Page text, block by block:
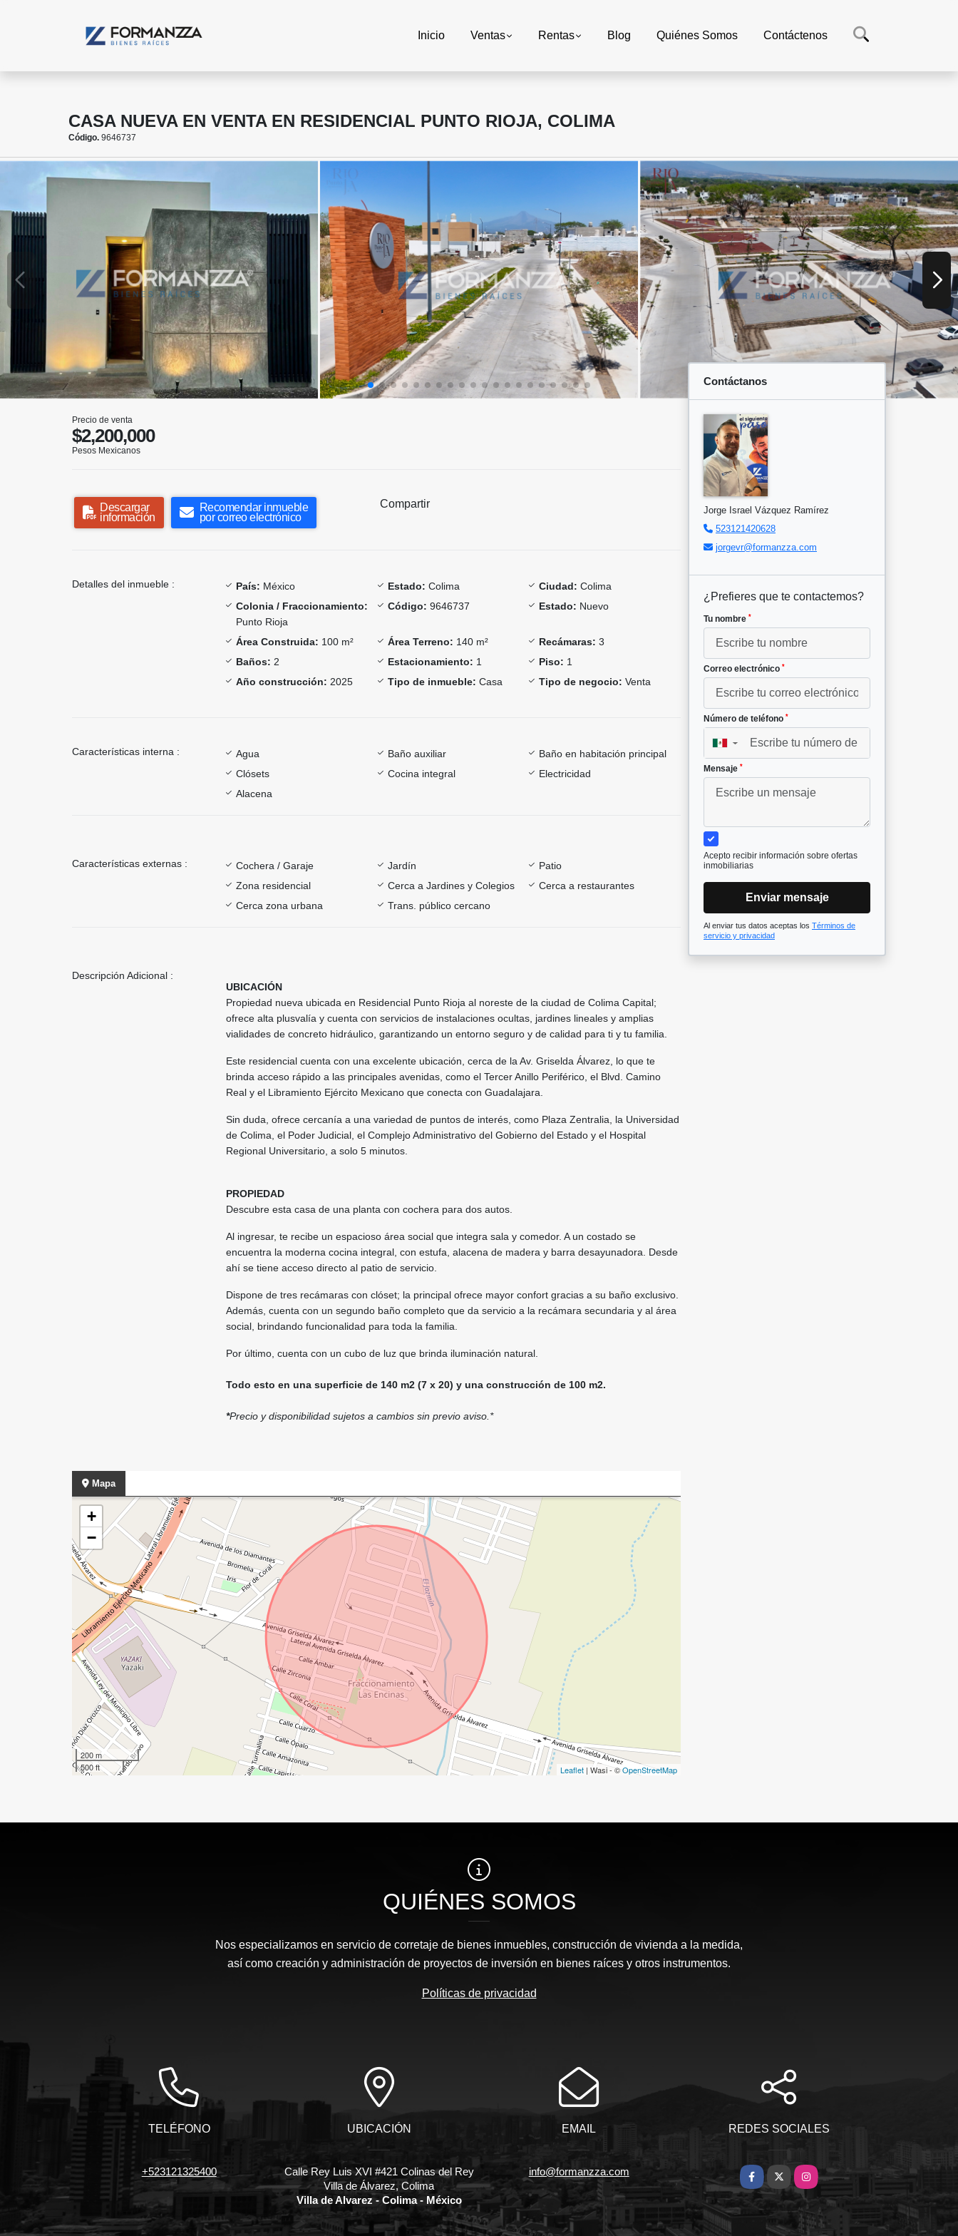
Inicio Ventas Rentas Blog Quiénes Somos Contáctenos
CASA NUEVA EN VENTA EN RESIDENCIAL PUNTO RIOJA, COLIMA
Código. 9646737
Precio de venta
$2,200,000
Pesos Mexicanos
Descargar
información
Recomendar inmueble
por correo electrónico
Compartir
Detalles del inmueble : País: México Estado: Colima Ciudad: Colima
Colonia / Fraccionamiento:
Punto Rioja
Código: 9646737 Estado: Nuevo
Área Construida: 100 m² Área Terreno: 140 m² Recámaras: 3
Baños: 2 Estacionamiento: 1 Piso: 1
Año construcción: 2025 Tipo de inmueble: Casa Tipo de negocio: Venta
Características interna : Agua Baño auxiliar
Baño en habitación principal
Clósets
Cocina integral
Electricidad
Alacena
Características externas : Cochera / Garaje Jardín
Patio
Zona residencial
Cerca a Jardines y Colegios
Cerca a restaurantes
Cerca zona urbana
Trans. público cercano
Descripción Adicional :
UBICACIÓN
Propiedad nueva ubicada en Residencial Punto Rioja al noreste de la ciudad de Colima Capital;
ofrece alta plusvalía y cuenta con servicios de instalaciones ocultas, jardines lineales y amplias
vialidades de concreto hidráulico, garantizando un entorno seguro y de calidad para ti y tu familia.
Este residencial cuenta con una excelente ubicación, cerca de la Av. Griselda Álvarez, lo que te
brinda acceso rápido a las principales avenidas, como el Tercer Anillo Periférico, el Blvd. Camino
Real y el Libramiento Ejército Mexicano que conecta con Guadalajara.
Sin duda, ofrece cercanía a una variedad de puntos de interés, como Plaza Zentralia, la Universidad
de Colima, el Poder Judicial, el Complejo Administrativo del Gobierno del Estado y el Hospital
Regional Universitario, a solo 5 minutos.
PROPIEDAD
Descubre esta casa de una planta con cochera para dos autos.
Al ingresar, te recibe un espacioso área social que integra sala y comedor. A un costado se
encuentra la moderna cocina integral, con estufa, alacena de madera y barra desayunadora. Desde
ahí se tiene acceso directo al patio de servicio.
Dispone de tres recámaras con clóset; la principal ofrece mayor confort gracias a su baño exclusivo.
Además, cuenta con un segundo baño completo que da servicio a la recámara secundaria y al área
social, brindando funcionalidad para toda la familia.
Por último, cuenta con un cubo de luz que brinda iluminación natural.
Todo esto en una superficie de 140 m2 (7 x 20) y una construcción de 100 m2.
*Precio y disponibilidad sujetos a cambios sin previo aviso.*
Mapa
+
−
200 m
500 ft
Leaflet | Wasi - ©OpenStreetMap
Contáctanos
Jorge Israel Vázquez Ramírez
523121420628
jorgevr@formanzza.com
¿Prefieres que te contactemos?
Tu nombre *
Correo electrónico *
Número de teléfono *
▼
Mensaje *
Acepto recibir información sobre ofertas
inmobiliarias
Enviar mensaje
Al enviar tus datos aceptas los Términos de
servicio y privacidad
QUIÉNES SOMOS
Nos especializamos en servicio de corretaje de bienes inmuebles, construcción de vivienda a la medida,
así como creación y administración de proyectos de inversión en bienes raíces y otros instrumentos.
Políticas de privacidad
TELÉFONO
+523121325400
UBICACIÓN
Calle Rey Luis XVI #421 Colinas del Rey
Villa de Álvarez, Colima
Villa de Alvarez - Colima - México
EMAIL
info@formanzza.com
REDES SOCIALES
Facebook
X Instagram